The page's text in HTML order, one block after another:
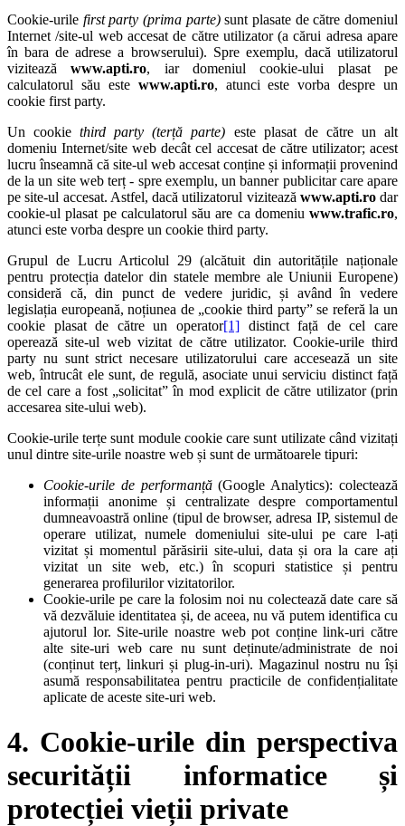
Cookie-urile first party (prima parte)sunt plasate de către domeniul
Internet /site-ul web accesat de către utilizator (a cărui adresa apare
în bara de adrese a browserului). Spre exemplu, dacă utilizatorul
viziteazăwww.apti.ro, iar domeniul cookie-ului plasat pe
calculatorul său este www.apti.ro, atunci este vorba despre un
cookie first party.
Un cookiethird party (terță parte) este plasat de către un alt
domeniu Internet/site web decât cel accesat de către utilizator; acest
lucru înseamnă că site-ul web accesat conține și informații provenind
de la un site web terț - spre exemplu, un banner publicitar care apare
pe site-ul accesat. Astfel, dacă utilizatorul vizitează www.apti.rodar
cookie-ul plasat pe calculatorul său are ca domeniu www.trafic.ro,
atunci este vorba despre un cookie third party.
Grupul de Lucru Articolul 29 (alcătuit din autoritățile naționale
pentru protecția datelor din statele membre ale Uniunii Europene)
consideră că, din punct de vedere juridic, și având în vedere
legislația europeană, noțiunea de „cookie third party” se referă la un
cookie plasat de către un operator[1] distinct față de cel care
operează site-ul web vizitat de către utilizator. Cookie-urile third
party nu sunt strict necesare utilizatorului care accesează un site
web, întrucât ele sunt, de regulă, asociate unui serviciu distinct față
de cel care a fost „solicitat” în mod explicit de către utilizator (prin
accesarea site-ului web).
Cookie-urile terțe sunt module cookie care sunt utilizate când vizitați
unul dintre site-urile noastre web și sunt de următoarele tipuri:
Cookie-urile de performanță(Google Analytics): colectează
informații anonime și centralizate despre comportamentul
dumneavoastră online (tipul de browser, adresa IP, sistemul de
operare utilizat, numele domeniului site-ului pe care l-ați
vizitat și momentul părăsirii site-ului, data și ora la care ați
vizitat un site web, etc.) în scopuri statistice și pentru
generarea profilurilor vizitatorilor.
Cookie-urile pe care la folosim noi nu colectează date care să
vă dezvăluie identitatea și, de aceea, nu vă putem identifica cu
ajutorul lor. Site-urile noastre web pot conține link-uri către
alte site-uri web care nu sunt deținute/administrate de noi
(conținut terț, linkuri și plug-in-uri). Magazinul nostru nu își
asumă responsabilitatea pentru practicile de confidențialitate
aplicate de aceste site-uri web.
4. Cookie-urile din perspectiva
securității informatice și
protecției vieții private